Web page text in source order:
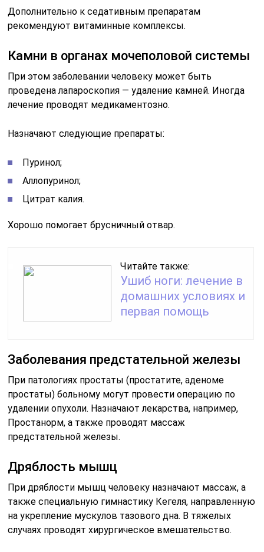
Дополнительно к седативным препаратам
рекомендуют витаминные комплексы.
Камни в органах мочеполовой системы
При этом заболевании человеку может быть
проведена лапароскопия — удаление камней. Иногда
лечение проводят медикаментозно.
Назначают следующие препараты:
Пуринол;
Аллопуринол;
Цитрат калия.
Хорошо помогает брусничный отвар.
Читайте также:
Ушиб ноги: лечение в
домашних условиях и
первая помощь
Заболевания предстательной железы
При патологиях простаты (простатите, аденоме
простаты) больному могут провести операцию по
удалении опухоли. Назначают лекарства, например,
Простанорм, а также проводят массаж
предстательной железы.
Дряблость мышц
При дряблости мышц человеку назначают массаж, а
также специальную гимнастику Кегеля, направленную
на укрепление мускулов тазового дна. В тяжелых
случаях проводят хирургическое вмешательство.